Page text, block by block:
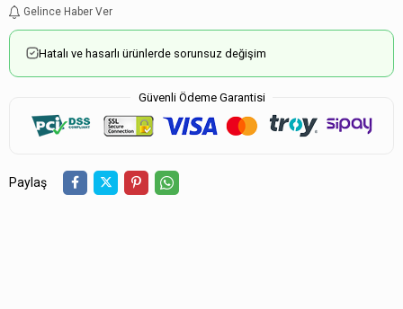
Gelince Haber Ver
Hatalı ve hasarlı ürünlerde sorunsuz değişim
Güvenli Ödeme Garantisi
Paylaş